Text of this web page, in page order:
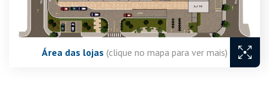
Área das lojas (clique no mapa para ver mais)